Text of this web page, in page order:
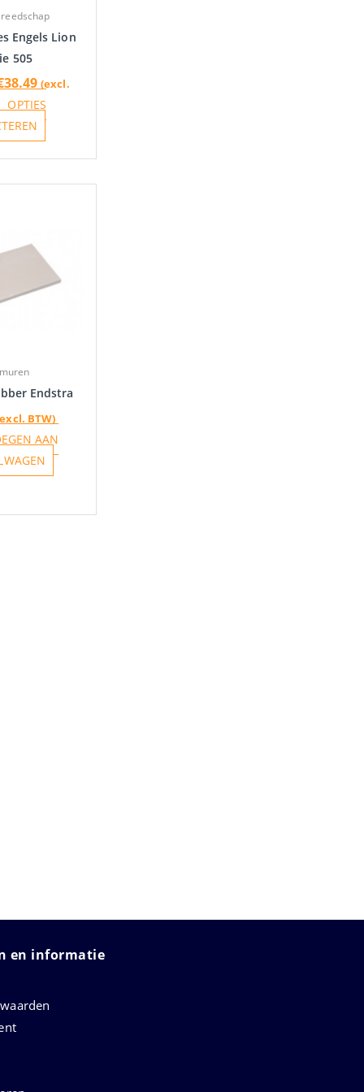
Engels Lion
505
38.49 (excl.
OPTIES
productpagina
Endstra
BTW)
AAN
en informatie